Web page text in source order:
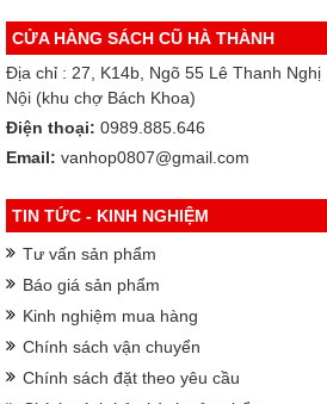
CỬA HÀNG SÁCH CŨ HÀ THÀNH
Địa chỉ : 27, K14b, Ngõ 55 Lê Thanh
Nội (khu chợ Bách Khoa)
Điện thoại: 0989.885.646
Email: vanhop0807@gmail.com
TIN TỨC - KINH NGHIỆM
Tư vấn sản phẩm
Báo giá sản phẩm
Kinh nghiệm mua hàng
Chính sách vận chuyển
Chính sách đặt theo yêu cầu